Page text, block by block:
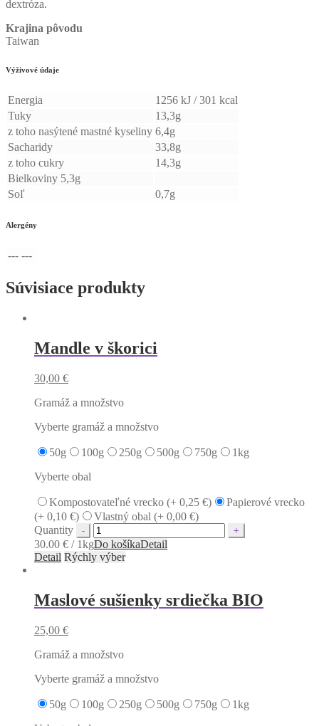
dextróza.
Krajina pôvodu
Taiwan
Výživové údaje
Energia
1256 kJ / 301 kcal
Tuky
13,3g
z toho nasýtené mastné kyseliny 6,4g
Sacharidy
33,8g
z toho cukry
14,3g
Bielkoviny 5,3g
Soľ
0,7g
Alergény
--- ---
Súvisiace produkty
Mandle v škorici
30,00 €
Gramáž a množstvo
Vyberte gramáž a množstvo
50g 100g 250g 500g 750g
1kg
Vyberte obal
Kompostovateľné vrecko (+ 0,25 €)
Papierové vrecko
(+ 0,10 €) Vlastný obal (+ 0,00 €)
Quantity
30.00 € / 1kgDo košíkaDetail
Detail Rýchly výber
Maslové sušienky srdiečka BIO
25,00 €
Gramáž a množstvo
Vyberte gramáž a množstvo
50g 100g 250g 500g 750g
1kg